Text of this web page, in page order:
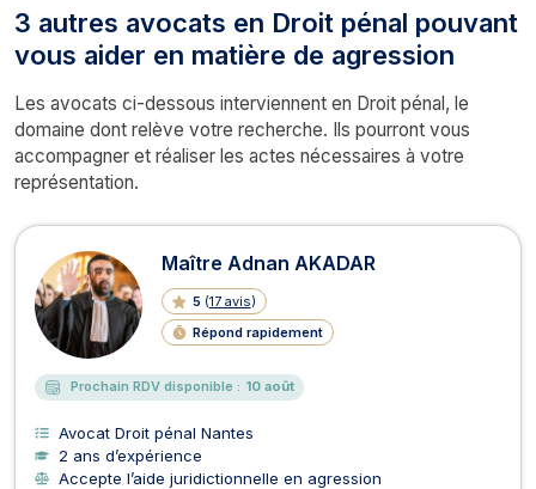
3 autres avocats en Droit pénal pouvant
vous aider en matière de agression
Les avocats ci-dessous interviennent en Droit pénal, le
domaine dont relève votre recherche. Ils pourront vous
accompagner et réaliser les actes nécessaires à votre
représentation.
Maître Adnan AKADAR
5 (17 avis)
Répond rapidement
Prochain RDV disponible : 10 août
Avocat Droit pénal Nantes
2 ans d’expérience
Accepte l’aide juridictionnelle en agression